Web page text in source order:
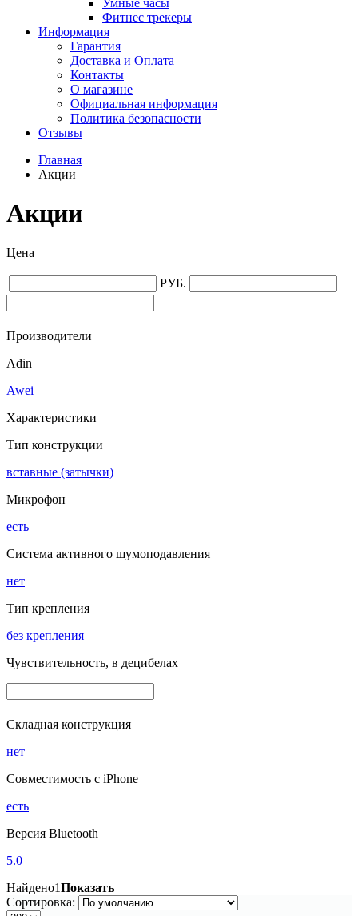
Умные часы
Фитнес трекеры
Информация
Гарантия
Доставка и Оплата
Контакты
О магазине
Официальная информация
Политика безопасности
Отзывы
Главная
Акции
Акции
Цена
РУБ.
Производители
Adin
Awei
Характеристики
Тип конструкции
вставные (затычки)
Микрофон
есть
Система активного шумоподавления
нет
Тип крепления
без крепления
Чувствительность, в децибелах
Складная конструкция
нет
Совместимость с iPhone
есть
Версия Bluetooth
5.0
Найдено1Показать
Сортировка: